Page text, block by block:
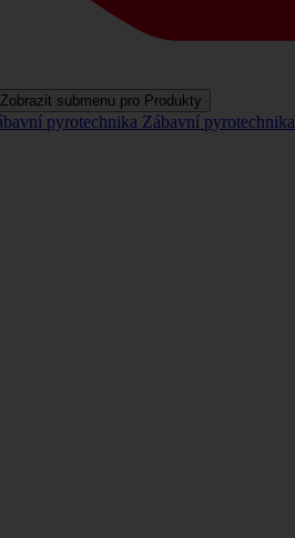
Zobrazit submenu pro Produkty
Zábavní pyrotechnika